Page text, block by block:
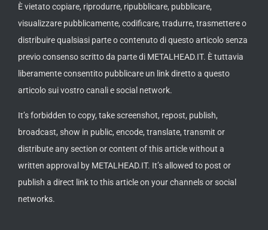
È vietato copiare, riprodurre, ripubblicare, pubblicare,
visualizzare pubblicamente, codificare, tradurre, trasmettere o
distribuire qualsiasi parte o contenuto di questo articolo senza
previo consenso scritto da parte di METALHEAD.IT. È tuttavia
liberamente consentito pubblicare un link diretto a questo
articolo sui vostro canali e social network.
It’s forbidden to copy, take screenshot, repost, publish,
broadcast, show in public, encode, translate, transmit or
distribute any section or content of this article without a
written approval by METALHEAD.IT. It’s allowed to post or
publish a direct link to this article on your channels or social
networks.